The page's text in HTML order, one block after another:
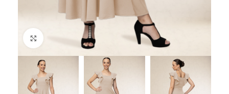
Click to enlarge